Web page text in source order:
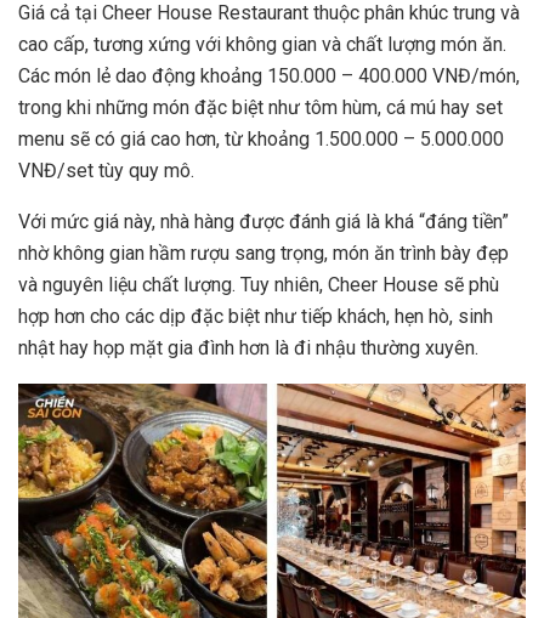
Giá cả tại Cheer House Restaurant thuộc phân khúc trung và
cao cấp, tương xứng với không gian và chất lượng món ăn.
Các món lẻ dao động khoảng 150.000 – 400.000 VNĐ/món,
trong khi những món đặc biệt như tôm hùm, cá mú hay set
menu sẽ có giá cao hơn, từ khoảng 1.500.000 – 5.000.000
VNĐ/set tùy quy mô.
Với mức giá này, nhà hàng được đánh giá là khá “đáng tiền”
nhờ không gian hầm rượu sang trọng, món ăn trình bày đẹp
và nguyên liệu chất lượng. Tuy nhiên, Cheer House sẽ phù
hợp hơn cho các dịp đặc biệt như tiếp khách, hẹn hò, sinh
nhật hay họp mặt gia đình hơn là đi nhậu thường xuyên.